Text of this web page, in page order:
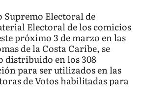
Supremo Electoral de
Electoral de los comicios
próximo 3 de marzo en las
de la Costa Caribe, se
distribuido en los 308
para ser utilizados en las
de Votos habilitadas para